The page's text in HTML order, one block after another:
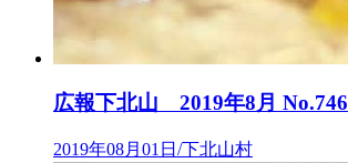
広報下北山 2019年8月 No.746
2019年08月01日/下北山村